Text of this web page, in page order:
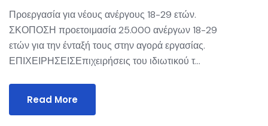
Προεργασία για νέους ανέργους 18-29 ετών.
ΣΚΟΠΟΣΗ προετοιμασία 25.000 ανέργων 18-29
ετών για την ένταξή τους στην αγορά εργασίας.
ΕΠΙΧΕΙΡΗΣΕΙΣΕπιχειρήσεις του ιδιωτικού τ...
Read More